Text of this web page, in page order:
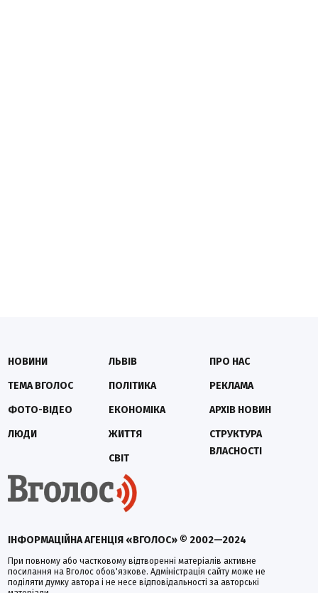
ІНФОРМАЦІЙНА АГЕНЦІЯ «ВГОЛОС» © 2002—2024
При повному або частковому відтворенні матеріалів активне
посилання на Вголос обов'язкове. Адміністрація сайту може не
поділяти думку автора і не несе відповідальності за авторські
НОВИНИ
ТЕМА ВГОЛОС
ФОТО-ВІДЕО
ЛЮДИ
ЛЬВІВ
ПОЛІТИКА
ЕКОНОМІКА
ЖИТТЯ
СВІТ
ПРО НАС
РЕКЛАМА
АРХІВ НОВИН
СТРУКТУРА
ВЛАСНОСТІ